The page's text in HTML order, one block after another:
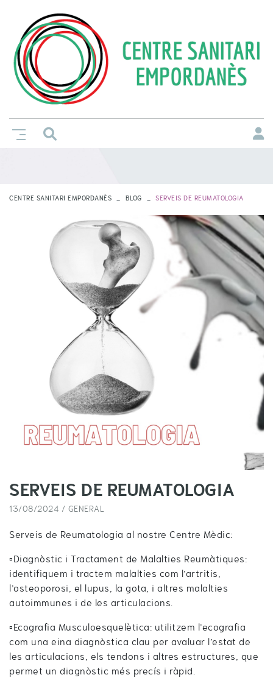
CENTRE SANITARI EMPORDANÈS BLOG SERVEIS DE REUMATOLOGIA
SERVEIS DE REUMATOLOGIA
13/08/2024 / GENERAL
Serveis de Reumatologia al nostre Centre Mèdic:
▫️Diagnòstic i Tractament de Malalties Reumàtiques:
identifiquem i tractem malalties com l’artritis,
l’osteoporosi, el lupus, la gota, i altres malalties
autoimmunes i de les articulacions.
▫️Ecografia Musculoesquelètica: utilitzem l’ecografia
com una eina diagnòstica clau per avaluar l’estat de
les articulacions, els tendons i altres estructures, que
permet un diagnòstic més precís i ràpid.